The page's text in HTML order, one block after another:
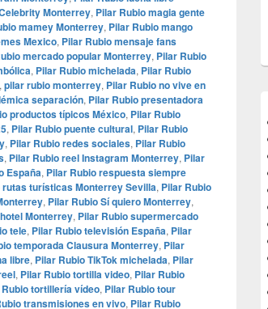
Monterrey, Pilar Rubio magia gente
mamey Monterrey, Pilar Rubio mango
Mexico, Pilar Rubio mensaje fans
mercado popular Monterrey, Pilar Rubio
, Pilar Rubio michelada, Pilar Rubio
, pilar rubio monterrey, Pilar Rubio no vive en
separación, Pilar Rubio presentadora
productos típicos México, Pilar Rubio
, Pilar Rubio puente cultural, Pilar Rubio
, Pilar Rubio redes sociales, Pilar Rubio
, Pilar Rubio reel Instagram Monterrey, Pilar
España, Pilar Rubio respuesta siempre
rutas turísticas Monterrey Sevilla, Pilar Rubio
, Pilar Rubio Sí quiero Monterrey,
Monterrey, Pilar Rubio supermercado
tele, Pilar Rubio televisión España, Pilar
temporada Clausura Monterrey, Pilar
libre, Pilar Rubio TikTok michelada, Pilar
, Pilar Rubio tortilla video, Pilar Rubio
tortillería vídeo, Pilar Rubio tour
transmisiones en vivo, Pilar Rubio